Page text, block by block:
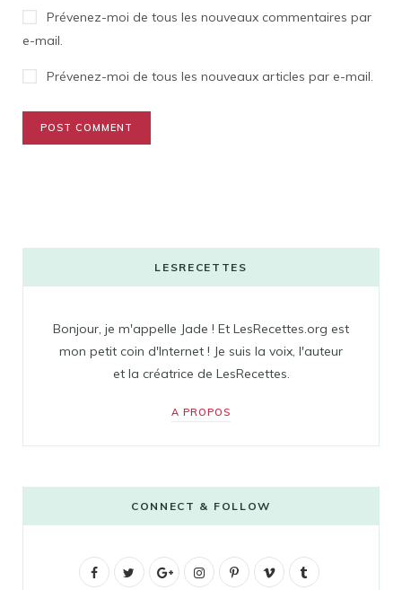
Prévenez-moi de tous les nouveaux commentaires par
e-mail.
Prévenez-moi de tous les nouveaux articles par e-mail.
LESRECETTES
Bonjour, je m'appelle Jade ! Et LesRecettes.org est
mon petit coin d'Internet ! Je suis la voix, l'auteur
et la créatrice de LesRecettes.
A PROPOS
CONNECT & FOLLOW
F
G
I
P
V